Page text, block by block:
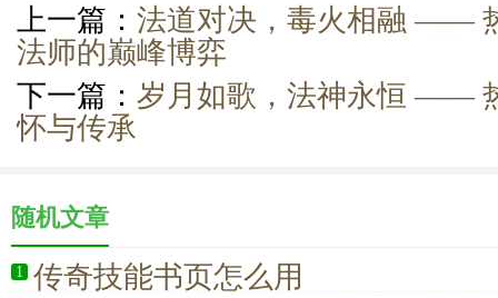
上一篇： 法道对决，毒火相融 ——
法师的巅峰博弈
下一篇： 岁月如歌，法神永恒 ——
怀与传承
随机文章
1 传奇技能书页怎么用